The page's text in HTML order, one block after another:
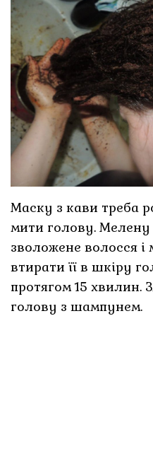
Маску з кави треба
мити голову.
зволожене волосся
втирати її в шкіру
протягом 15 хвилин.
голову з шампунем.